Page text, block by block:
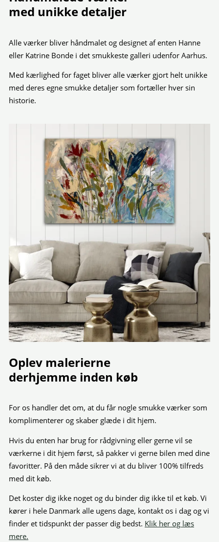
med unikke detaljer
Alle værker bliver håndmalet og designet af enten Hanne
eller Katrine Bonde i det smukkeste galleri udenfor Aarhus.
Med kærlighed for faget bliver alle værker gjort helt unikke
med deres egne smukke detaljer som fortæller hver sin
historie.
Oplev malerierne
derhjemme inden køb
For os handler det om, at du får nogle smukke værker som
komplimenterer og skaber glæde i dit hjem.
Hvis du enten har brug for rådgivning eller gerne vil se
værkerne i dit hjem først, så pakker vi gerne bilen med dine
favoritter. På den måde sikrer vi at du bliver 100% tilfreds
med dit køb.
Det koster dig ikke noget og du binder dig ikke til et køb. Vi
kører i hele Danmark alle ugens dage, kontakt os i dag og vi
finder et tidspunkt der passer dig bedst. Klik her og læs
mere.